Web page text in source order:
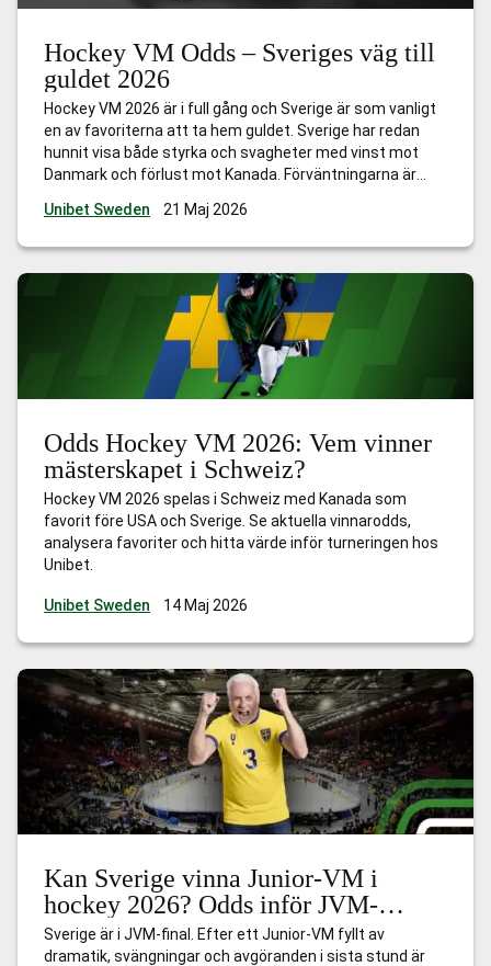
Hockey VM Odds – Sveriges väg till
guldet 2026
Hockey VM 2026 är i full gång och Sverige är som vanligt
en av favoriterna att ta hem guldet. Sverige har redan
hunnit visa både styrka och svagheter med vinst mot
Danmark och förlust mot Kanada. Förväntningarna är
intressant mix av rutinerade NHL-spelare och unga
Unibet Sweden 21 Maj 2026
Odds Hockey VM 2026: Vem vinner
mästerskapet i Schweiz?
Hockey VM 2026 spelas i Schweiz med Kanada som
favorit före USA och Sverige. Se aktuella vinnarodds,
analysera favoriter och hitta värde inför turneringen hos
Unibet.
Unibet Sweden 14 Maj 2026
Kan Sverige vinna Junior-VM i
hockey 2026? Odds inför JVM-
finalen mot Tjeckien
Sverige är i JVM-final. Efter ett Junior-VM fyllt av
dramatik, svängningar och avgöranden i sista stund är